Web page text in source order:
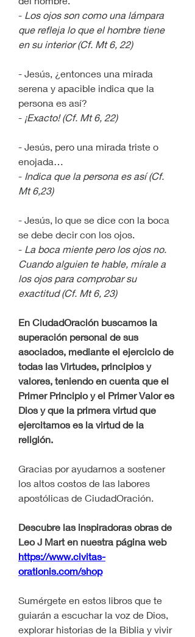
- Los ojos son como una lámpara
que refleja lo que el hombre tiene
en su interior (Cf. Mt 6, 22)
- Jesús, ¿entonces una mirada
serena y apacible indica que la
persona es así?
- ¡Exacto! (Cf. Mt 6, 22)
- Jesús, pero una mirada triste o
enojada…
- Indica que la persona es así (Cf.
Mt 6,23)
- Jesús, lo que se dice con la boca
se debe decir con los ojos.
- La boca miente pero los ojos no.
Cuando alguien te hable, mírale a
los ojos para comprobar su
exactitud (Cf. Mt 6, 23)
En CiudadOración buscamos la
superación personal de sus
asociados, mediante el ejercicio de
todas las Virtudes, principios y
valores, teniendo en cuenta que el
Primer Principio y el Primer Valor es
Dios y que la primera virtud que
ejercitamos es la virtud de la
religión.
Gracias por ayudarnos a sostener
los altos costos de las labores
apostólicas de CiudadOración.
Descubre las inspiradoras obras de
Leo J Mart en nuestra página web
https://www.civitas-
orationis.com/shop
Sumérgete en estos libros que te
guiarán a escuchar la voz de Dios,
explorar historias de la Biblia y vivir